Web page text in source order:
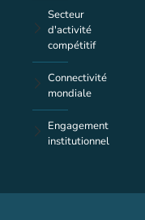
Secteur
d'activité
compétitif
Connectivité
mondiale
Engagement
institutionnel